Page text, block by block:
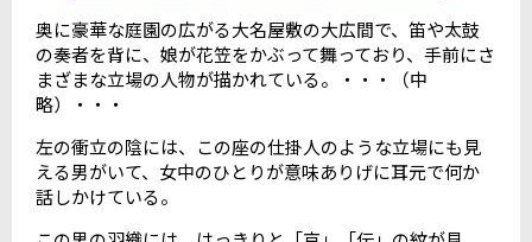
奥に豪華な庭園の広がる大名屋敷の大広間で、笛や太鼓
の奏者を背に、娘が花笠をかぶって舞っており、手前にさ
まざまな立場の人物が描かれている。・・・（中
略）・・・
左の衝立の陰には、この座の仕掛人のような立場にも見
える男がいて、女中のひとりが意味ありげに耳元で何か
話しかけている。